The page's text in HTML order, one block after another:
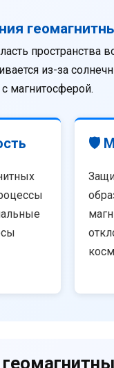
пространства
из-за
магнитосферой.
🛡️